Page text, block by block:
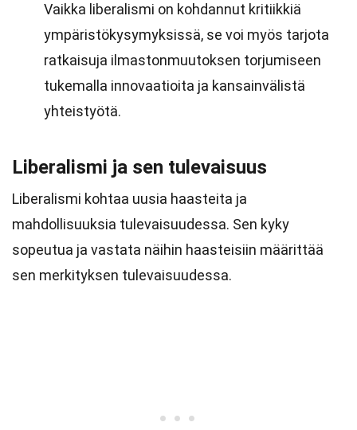
Vaikka liberalismi on kohdannut kritiikkiä
ympäristökysymyksissä, se voi myös tarjota
ratkaisuja ilmastonmuutoksen torjumiseen
tukemalla innovaatioita ja kansainvälistä
yhteistyötä.
Liberalismi ja sen tulevaisuus
Liberalismi kohtaa uusia haasteita ja
mahdollisuuksia tulevaisuudessa. Sen kyky
sopeutua ja vastata näihin haasteisiin määrittää
sen merkityksen tulevaisuudessa.